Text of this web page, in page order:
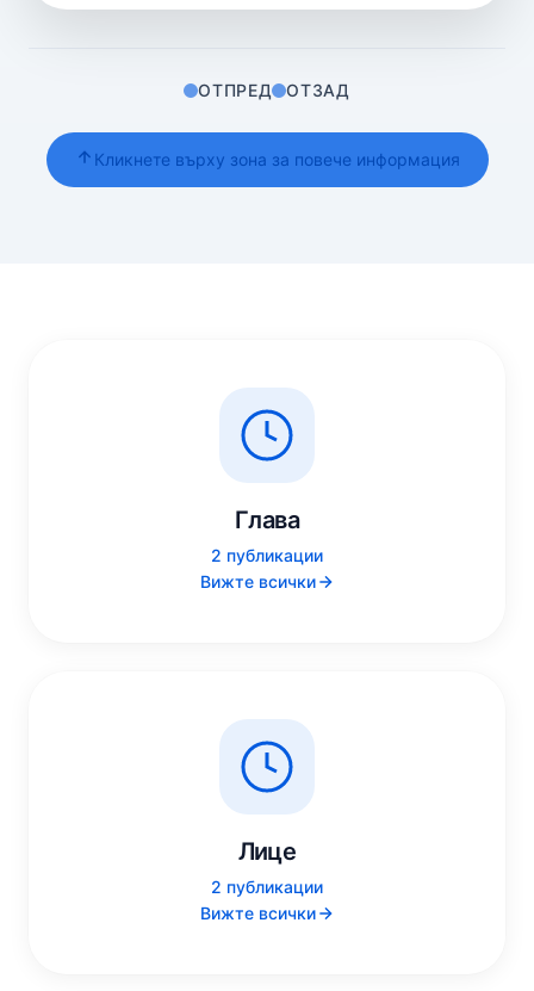
ОТПРЕД ОТЗАД
Кликнете върху зона за повече информация
Глава
2 публикации
Вижте всички
Лице
2 публикации
Вижте всички